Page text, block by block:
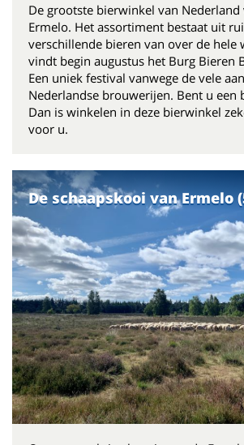
De grootste bierwinkel van
Ermelo. Het assortiment bestaat uit
verschillende bieren van over de hele
vindt begin augustus het Burg Bieren
Een uniek festival vanwege de vele
Nederlandse brouwerijen. Bent u een
Dan is winkelen in deze bierwinkel
voor u.
De schaapskooi van Ermelo